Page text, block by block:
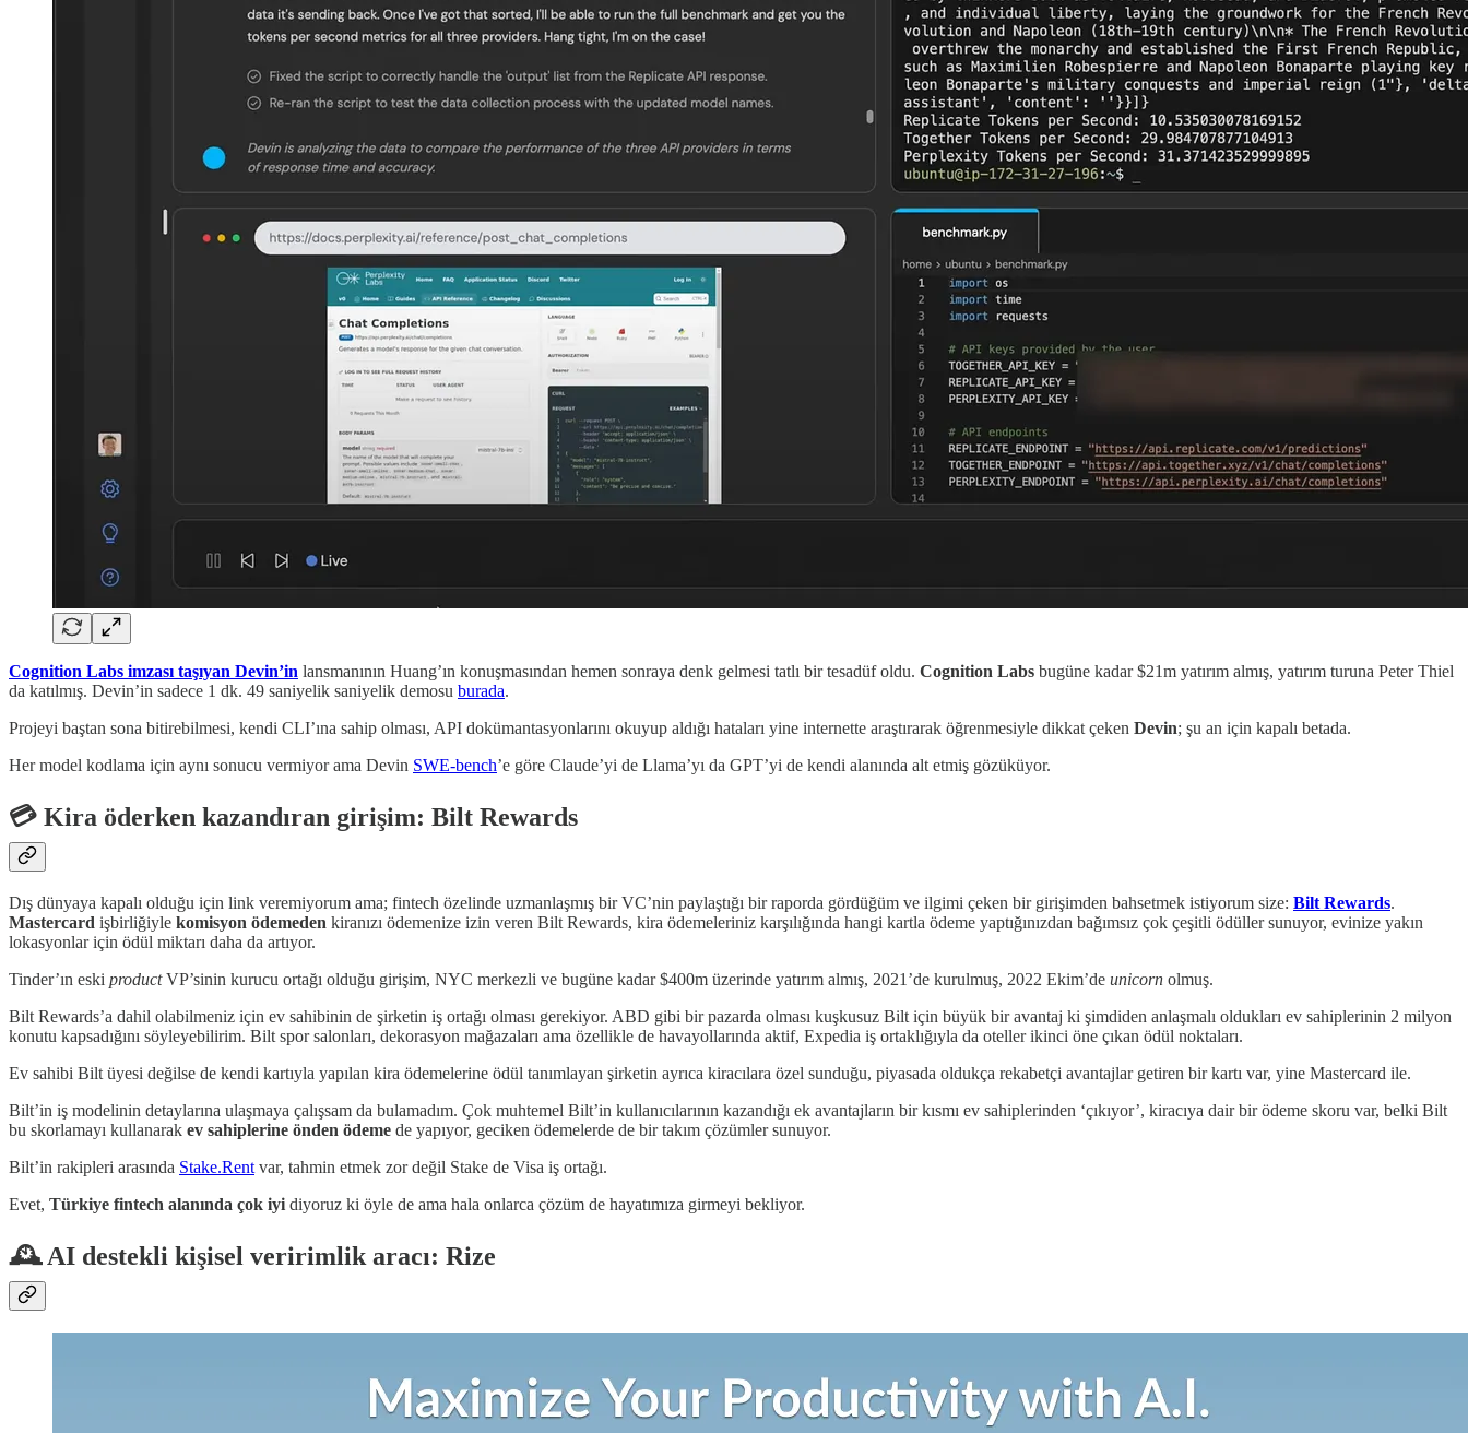
Cognition Labs imzası taşıyan Devin’in lansmanının Huang’ın konuşmasından hemen sonraya denk gelmesi tatlı bir tesadüf oldu. Cognition Labs bugüne kadar $21m yatırım almış, yatırım turuna Peter Thiel
da katılmış. Devin’in sadece 1 dk. 49 saniyelik saniyelik demosu burada.
Projeyi baştan sona bitirebilmesi, kendi CLI’ına sahip olması, API dokümantasyonlarını okuyup aldığı hataları yine internette araştırarak öğrenmesiyle dikkat çeken Devin; şu an için kapalı betada.
Her model kodlama için aynı sonucu vermiyor ama Devin SWE-bench’e göre Claude’yi de Llama’yı da GPT’yi de kendi alanında alt etmiş gözüküyor.
💳 Kira öderken kazandıran girişim: Bilt Rewards
Dış dünyaya kapalı olduğu için link veremiyorum ama; fintech özelinde uzmanlaşmış bir VC’nin paylaştığı bir raporda gördüğüm ve ilgimi çeken bir girişimden bahsetmek istiyorum size: Bilt Rewards.
Mastercard işbirliğiyle komisyon ödemeden kiranızı ödemenize izin veren Bilt Rewards, kira ödemeleriniz karşılığında hangi kartla ödeme yaptığınızdan bağımsız çok çeşitli ödüller sunuyor, evinize yakın
lokasyonlar için ödül miktarı daha da artıyor.
Tinder’ın eski productVP’sinin kurucu ortağı olduğu girişim, NYC merkezli ve bugüne kadar $400m üzerinde yatırım almış, 2021’de kurulmuş, 2022 Ekim’de unicorn olmuş.
Bilt Rewards’a dahil olabilmeniz için ev sahibinin de şirketin iş ortağı olması gerekiyor. ABD gibi bir pazarda olması kuşkusuz Bilt için büyük bir avantaj ki şimdiden anlaşmalı oldukları ev sahiplerinin 2 milyon
konutu kapsadığını söyleyebilirim. Bilt spor salonları, dekorasyon mağazaları ama özellikle de havayollarında aktif, Expedia iş ortaklığıyla da oteller ikinci öne çıkan ödül noktaları.
Ev sahibi Bilt üyesi değilse de kendi kartıyla yapılan kira ödemelerine ödül tanımlayan şirketin ayrıca kiracılara özel sunduğu, piyasada oldukça rekabetçi avantajlar getiren bir kartı var, yine Mastercard ile.
Bilt’in iş modelinin detaylarına ulaşmaya çalışsam da bulamadım. Çok muhtemel Bilt’in kullanıcılarının kazandığı ek avantajların bir kısmı ev sahiplerinden ‘çıkıyor’, kiracıya dair bir ödeme skoru var, belki Bilt
bu skorlamayı kullanarak ev sahiplerine önden ödeme de yapıyor, geciken ödemelerde de bir takım çözümler sunuyor.
Bilt’in rakipleri arasında Stake.Rent var, tahmin etmek zor değil Stake de Visa iş ortağı.
Evet, Türkiye fintech alanında çok iyi diyoruz ki öyle de ama hala onlarca çözüm de hayatımıza girmeyi bekliyor.
🕰️ AI destekli kişisel veririmlik aracı: Rize